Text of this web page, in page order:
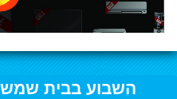
השבוע בבית שמש: 29 לדצמבר 2016